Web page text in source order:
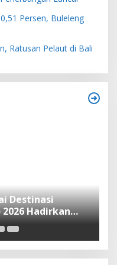
Persen, Buleleng
Ratusan Pelaut di Bali
Destinasi
2026 Hadirkan